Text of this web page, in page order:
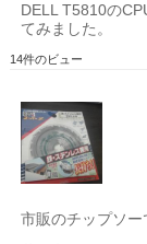
DELL T5810の
てみました。
14件のビュー
市販のチップソ